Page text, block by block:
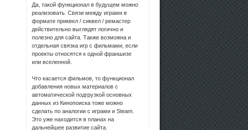
Да, такой функционал в будущем можно
реализовать. Связи между играми в
формате приквел / сиквел / ремастер
действительно выглядят логично и
полезно для сайта. Также возможна и
отдельная связка игр с фильмами, если
проекты относятся к одной франшизе
или вселенной.
Что касается фильмов, то функционал
добавления новых материалов с
автоматической подгрузкой основных
данных из Кинопоиска тоже можно
сделать по аналогии с играми и Steam.
Это уже находится в планах на
дальнейшее развитие сайта.